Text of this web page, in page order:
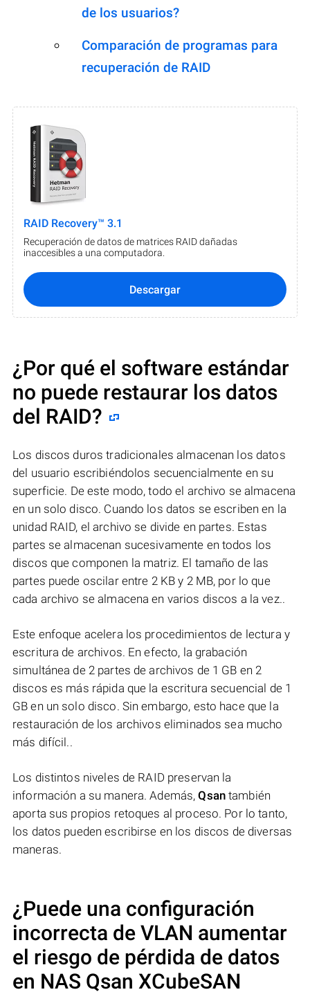
de los usuarios?
Comparación de programas para
recuperación de RAID
RAID Recovery™ 3.1
Recuperación de datos de matrices RAID dañadas
inaccesibles a una computadora.
Descargar
¿Por qué el software estándar
no puede restaurar los datos
del RAID?
Los discos duros tradicionales almacenan los datos
del usuario escribiéndolos secuencialmente en su
superficie. De este modo, todo el archivo se almacena
en un solo disco. Cuando los datos se escriben en la
unidad RAID, el archivo se divide en partes. Estas
partes se almacenan sucesivamente en todos los
discos que componen la matriz. El tamaño de las
partes puede oscilar entre 2 KB y 2 MB, por lo que
cada archivo se almacena en varios discos a la vez..
Este enfoque acelera los procedimientos de lectura y
escritura de archivos. En efecto, la grabación
simultánea de 2 partes de archivos de 1 GB en 2
discos es más rápida que la escritura secuencial de 1
GB en un solo disco. Sin embargo, esto hace que la
restauración de los archivos eliminados sea mucho
más difícil..
Los distintos niveles de RAID preservan la
información a su manera. Además,Qsantambién
aporta sus propios retoques al proceso. Por lo tanto,
los datos pueden escribirse en los discos de diversas
maneras.
¿Puede una configuración
incorrecta de VLAN aumentar
el riesgo de pérdida de datos
en NAS Qsan XCubeSAN